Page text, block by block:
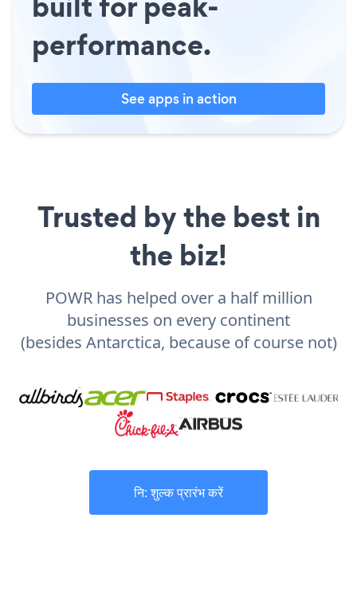
performance.
See apps in action
Trusted by the best in
the biz!
POWR has helped over a half million
businesses on every continent
(besides Antarctica, because of course not)
नि: शुल्क प्रारंभ करें